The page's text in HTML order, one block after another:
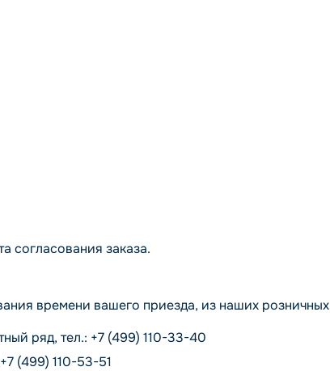
согласования заказа.
времени вашего приезда, из наших розничных
ряд, тел.: +7 (499) 110-33-40
(499) 110-53-51